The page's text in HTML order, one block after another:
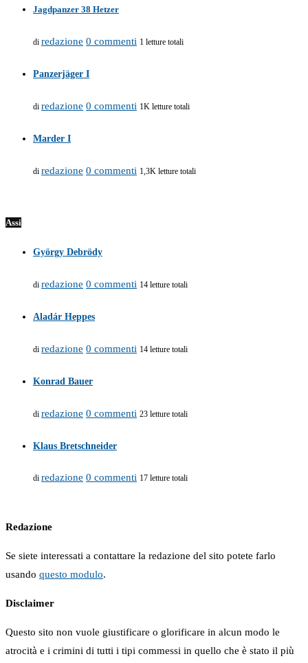
Jagdpanzer 38 Hetzer
di redazione 0 commenti 1 letture totali
Panzerjäger I
di redazione 0 commenti 1K letture totali
Marder I
di redazione 0 commenti 1,3K letture totali
Assi
György Debrödy
di redazione 0 commenti 14 letture totali
Aladár Heppes
di redazione 0 commenti 14 letture totali
Konrad Bauer
di redazione 0 commenti 23 letture totali
Klaus Bretschneider
di redazione 0 commenti 17 letture totali
Redazione
Se siete interessati a contattare la redazione del sito potete farlo
usando questo modulo.
Disclaimer
Questo sito non vuole giustificare o glorificare in alcun modo le
atrocità e i crimini di tutti i tipi commessi in quello che è stato il più